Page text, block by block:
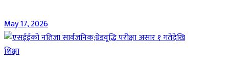
May 17, 2026
शिक्षा